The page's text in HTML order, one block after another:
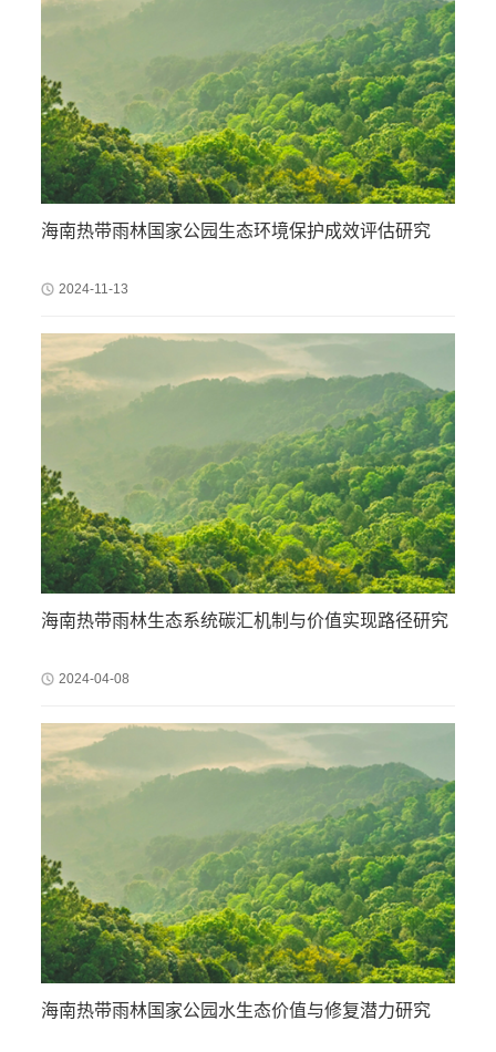
植物与大型真菌多样性维持机制 5.4 课题三:生态系统功能维
持机制 5.5 课题四:环境与人文影响机制 5.6 课题五:数据标本
海南热带雨林国家公园生态环境保护成效评估研究
2024-11-13
海南热带雨林生态系统碳汇机制与价值实现路径研究
2024-04-08
海南热带雨林国家公园水生态价值与修复潜力研究